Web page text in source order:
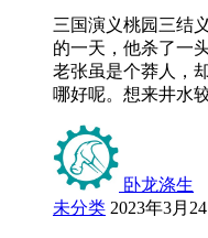
三国演义桃园三结
的一天，他杀了一
老张虽是个莽人，
哪好呢。想来井水
卧龙涤生
未分类 2023年3月24